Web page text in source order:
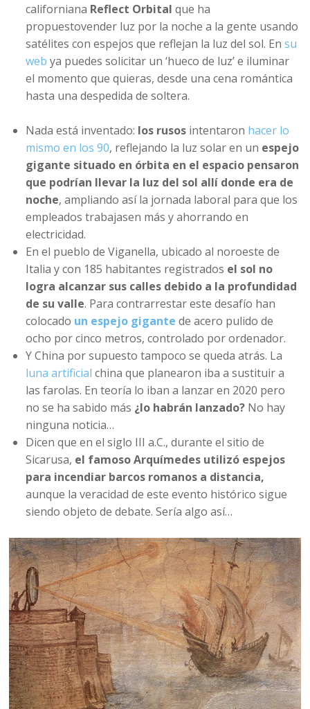
californiana Reflect Orbital que ha
propuestovender luz por la noche a la gente usando
satélites con espejos que reflejan la luz del sol. Ensu
web ya puedes solicitar un ‘hueco de luz’ e iluminar
el momento que quieras, desde una cena romántica
hasta una despedida de soltera.
Nada está inventado: los rusos intentaron hacer lo
mismo en los 90, reflejando la luz solar en un espejo
gigante situado en órbita en el espacio pensaron
que podrían llevar la luz del sol allí donde era de
noche, ampliando así la jornada laboral para que los
empleados trabajasen más y ahorrando en
electricidad.
En el pueblo de Viganella, ubicado al noroeste de
Italia y con 185 habitantes registrados el sol no
logra alcanzar sus calles debido a la profundidad
de su valle. Para contrarrestar este desafío han
colocado un espejo gigante de acero pulido de
ocho por cinco metros, controlado por ordenador.
Y China por supuesto tampoco se queda atrás. La
luna artificial china que planearon iba a sustituir a
las farolas. En teoría lo iban a lanzar en 2020 pero
no se ha sabido más ¿lo habrán lanzado? No hay
ninguna noticia…
Dicen que en el siglo III a.C., durante el sitio de
Sicarusa, el famoso Arquímedes utilizó espejos
para incendiar barcos romanos a distancia,
aunque la veracidad de este evento histórico sigue
siendo objeto de debate. Sería algo así…